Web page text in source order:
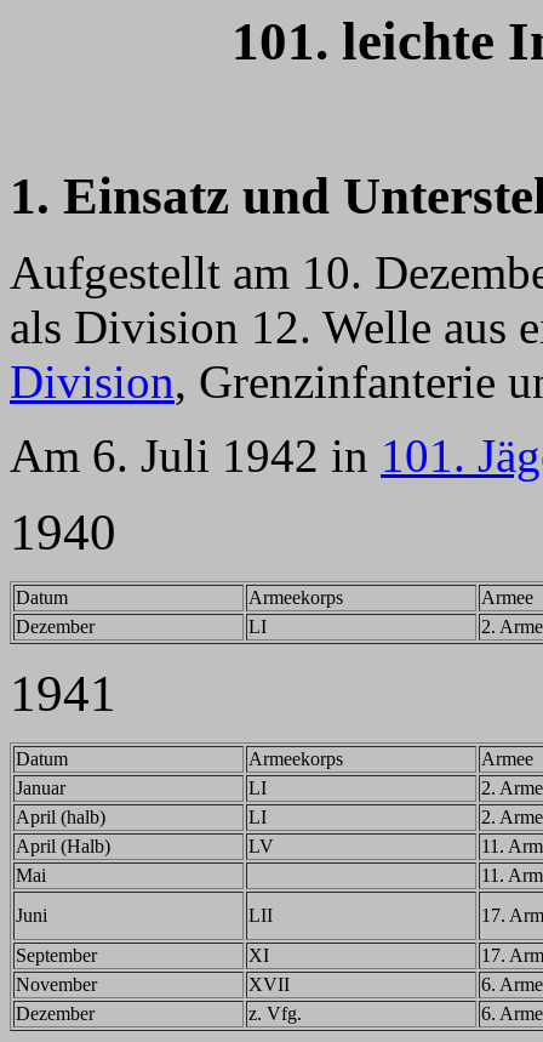
101. leichte
1. Einsatz und
Aufgestellt am 10.
als Division 12. Welle aus
Division, Grenzinfanterie
Am 6. Juli 1942 in 101.
1940
Datum Armeekorps
Armee
Dezember
LI 2.
1941
Datum Armeekorps
Armee
Januar
LI
2.
April (halb)
LI
2.
April (Halb)
LV
11.
Mai
11.
Juni
LII
17.
September
XI
17.
November
XVII
6.
Dezember
z. Vfg. 6.